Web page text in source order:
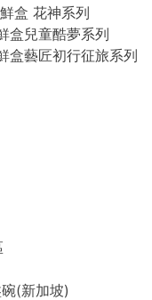
盒 花神系列
盒兒童酷夢系列
盒藝匠初行征旅系列
(新加坡)